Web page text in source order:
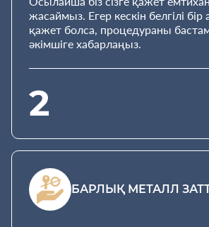
жасаймыз. Егер кескін белгілі бір
қажет болса, процедураны
әкімшіге хабарлаңыз.
2
БАРЛЫҚ МЕТАЛЛ